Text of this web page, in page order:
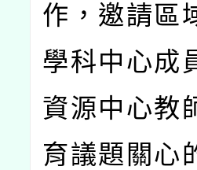
作，邀請區
學科中心成
資源中心教
育議題關心